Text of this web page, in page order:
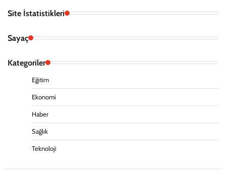
Site İstatistikleri
Sayaç
Kategoriler
Eğitim
Ekonomi
Haber
Sağlık
Teknoloji